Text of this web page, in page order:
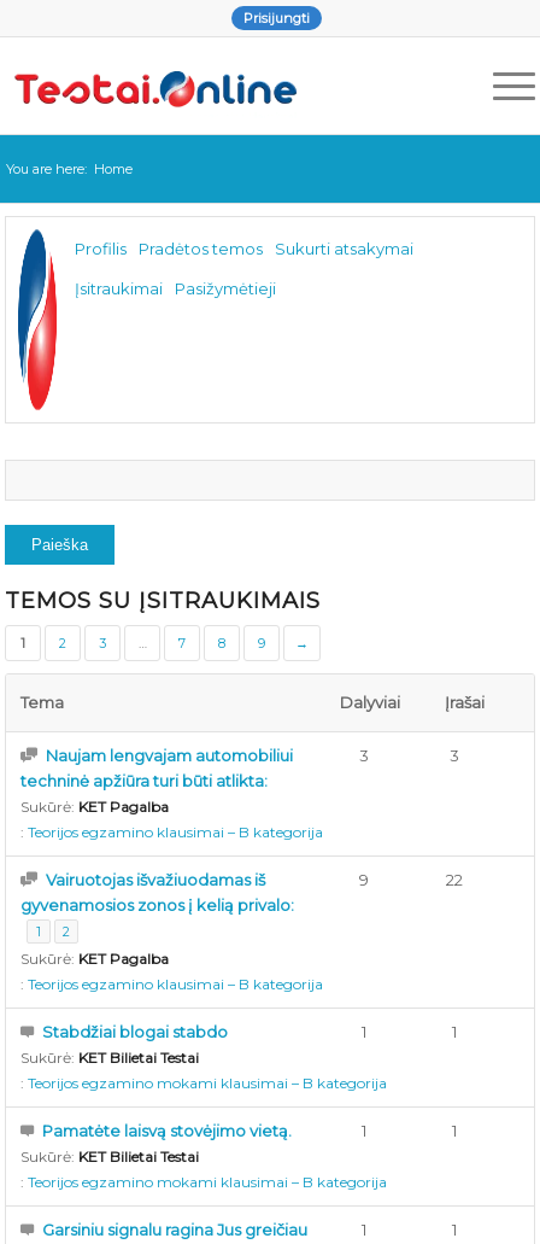
Prisijungti
You are here: Home
Profilis Pradėtos temos Sukurti atsakymai
Įsitraukimai Pasižymėtieji
TEMOS SU ĮSITRAUKIMAIS
1 2 3 … 7 8 9 →
Tema Dalyviai Įrašai
Naujam lengvajam automobiliui
techninė apžiūra turi būti atlikta:
Sukūrė: KET Pagalba
:Teorijos egzamino klausimai – B kategorija
3 3
Vairuotojas išvažiuodamas iš
gyvenamosios zonos į kelią privalo:
1 2
Sukūrė: KET Pagalba
:Teorijos egzamino klausimai – B kategorija
9 22
Stabdžiai blogai stabdo
Sukūrė: KET Bilietai Testai
:Teorijos egzamino mokami klausimai – B kategorija
1 1
Pamatėte laisvą stovėjimo vietą.
Sukūrė: KET Bilietai Testai
:Teorijos egzamino mokami klausimai – B kategorija
1 1
Garsiniu signalu ragina Jus greičiau
1 1